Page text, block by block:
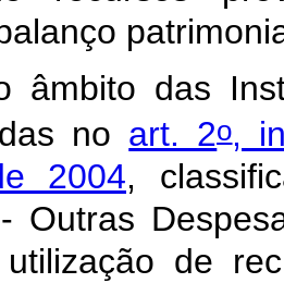
âmbito das
no art. 2o,
2004,
Outras
de